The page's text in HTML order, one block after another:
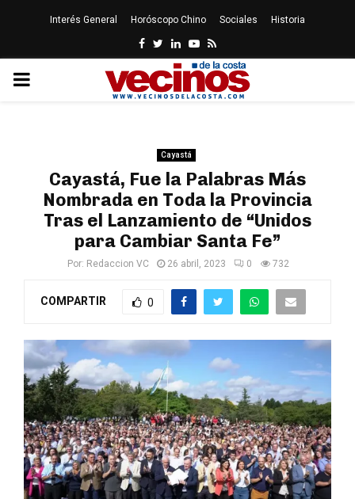
Interés General Horóscopo Chino Sociales Historia
Facebook
Twitter
LinkedinYoutube
Rss
PRIMARY
Cayastá
Cayastá, Fue la Palabras Más
Nombrada en Toda la Provincia
Tras el Lanzamiento de “Unidos
para Cambiar Santa Fe”
Por: Redaccion VC 26 abril, 2023 0 732
COMPARTIR 0